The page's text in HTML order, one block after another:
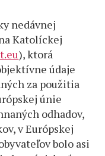
nedávnej
Katolíckej
), ktorá
údaje
za použitia
únie
odhadov,
v Európskej
bolo asi